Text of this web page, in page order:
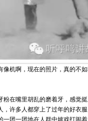
机啊，现在的照片，真的不
在嘴里胡乱的磨着牙，感觉
许多人都穿上了过年的好衣
团一团地在人群中嬉戏打闹